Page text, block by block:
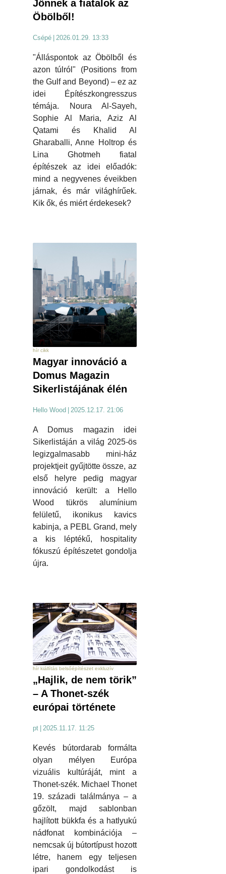
Jönnek a fiatalok az
Öbölből!
Csépé | 2026.01.29. 13:33
"Álláspontok az Öbölből és
azon túlról" (Positions from
the Gulf and Beyond) – ez az
idei Építészkongresszus
témája. Noura Al-Sayeh,
Sophie Al Maria, Aziz Al
Qatami és Khalid Al
Gharaballi, Anne Holtrop és
Lina Ghotmeh fiatal
építészek az idei előadók:
mind a negyvenes éveikben
járnak, és már világhírűek.
Kik ők, és miért érdekesek?
hír cikk
Magyar innováció a
Domus Magazin
Sikerlistájának élén
Hello Wood | 2025.12.17. 21:06
A Domus magazin idei
Sikerlistáján a világ 2025-ös
legizgalmasabb mini-ház
projektjeit gyűjtötte össze, az
első helyre pedig magyar
innováció került: a Hello
Wood tükrös alumínium
felületű, ikonikus kavics
kabinja, a PEBL Grand, mely
a kis léptékű, hospitality
fókuszú építészetet gondolja
újra.
hír kiállítás belsőépítészet exkluzív
„Hajlik, de nem törik”
– A Thonet-szék
európai története
pt 2025.11.17. 11:25
Kevés bútordarab formálta
olyan mélyen Európa
vizuális kultúráját, mint a
Thonet-szék. Michael Thonet
19. századi találmánya – a
gőzölt, majd sablonban
hajlított bükkfa és a hatlyukú
nádfonat kombinációja –
nemcsak új bútortípust hozott
létre, hanem egy teljesen
ipari gondolkodást is